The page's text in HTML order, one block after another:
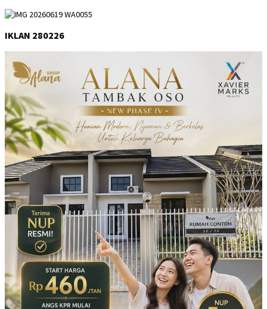
IKLAN 280226